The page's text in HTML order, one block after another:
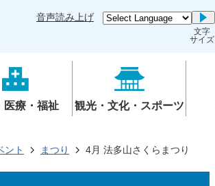
音声読み上げ Go
文字
サイズ
医療・福祉 観光・文化・スポーツ
ント まつり 4月 法多山さくらまつり